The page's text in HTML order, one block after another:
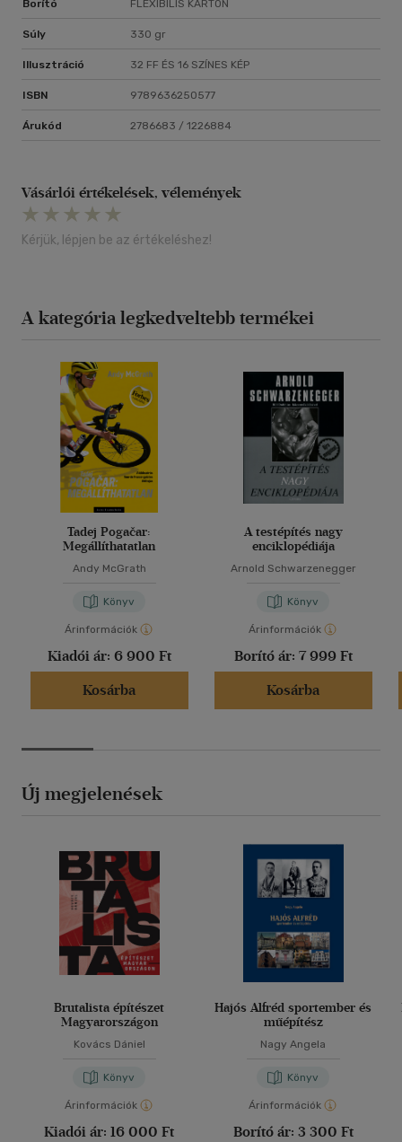
Borító FLEXIBILIS KARTON
Súly 330 gr
Illusztráció 32 FF ÉS 16 SZÍNES KÉP
ISBN 9789636250577
Árukód 2786683 / 1226884
Vásárlói értékelések, vélemények
Kérjük, lépjen be az értékeléshez!
A kategória legkedveltebb termékei
Tadej Pogačar:
Megállíthatatlan
Andy McGrath
Könyv
Árinformációk
Kiadói ár: 6 900 Ft
Kosárba
A testépítés nagy
enciklopédiája
Arnold Schwarzenegger
Könyv
Árinformációk
Borító ár: 7 999 Ft
Kosárba
Új megjelenések
Brutalista építészet
Magyarországon
Kovács Dániel
Könyv
Árinformációk
Kiadói ár: 16 000 Ft
Hajós Alfréd sportember és
műépítész
Nagy Angela
Könyv
Árinformációk
Borító ár: 3 300 Ft